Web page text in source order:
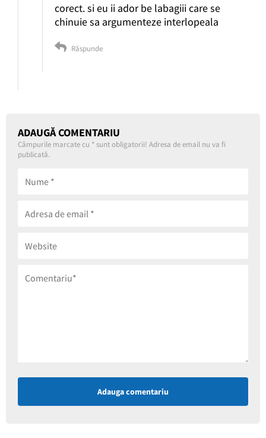
corect. si eu ii ador be labagiii care se
chinuie sa argumenteze interlopeala
Răspunde
ADAUGĂ COMENTARIU
Câmpurile marcate cu *sunt obligatorii! Adresa de email nu va fi
publicată.
Adauga comentariu